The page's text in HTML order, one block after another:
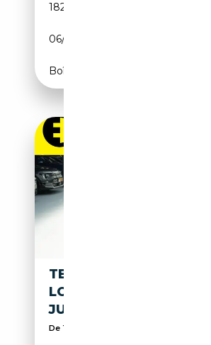
182 395 km
06/2017
Boîte automatique
TESLA MODEL Y
LONG RANGE AWD 75
JUNIPER | HW4
De Tesla specialist van Nederland | (9,7/